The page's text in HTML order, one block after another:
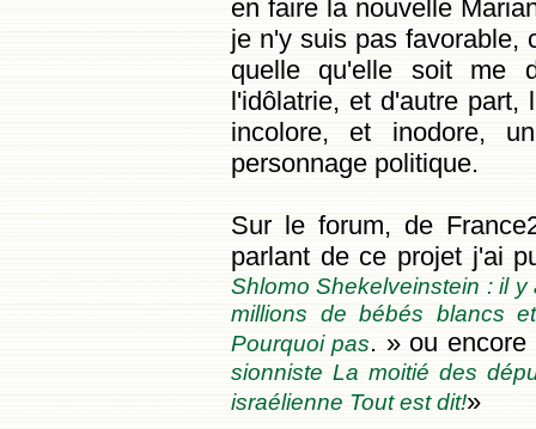
en faire la nouvelle
je n'y suis pas favorable,
quelle qu'elle soit me
l'idôlatrie, et d'autre part,
incolore, et inodore,
personnage politique.
Sur le forum, de
parlant de ce projet j'ai
Shlomo Shekelveinstein : il
millions de bébés blancs
Pourquoi pas. » ou
sionniste La moitié des
israélienne Tout est dit!»